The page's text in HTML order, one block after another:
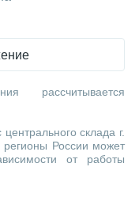
рассчитывается
склада г.
России может
от работы